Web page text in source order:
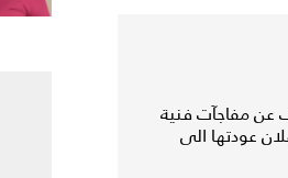
مفاجآت فنية
عودتها الى